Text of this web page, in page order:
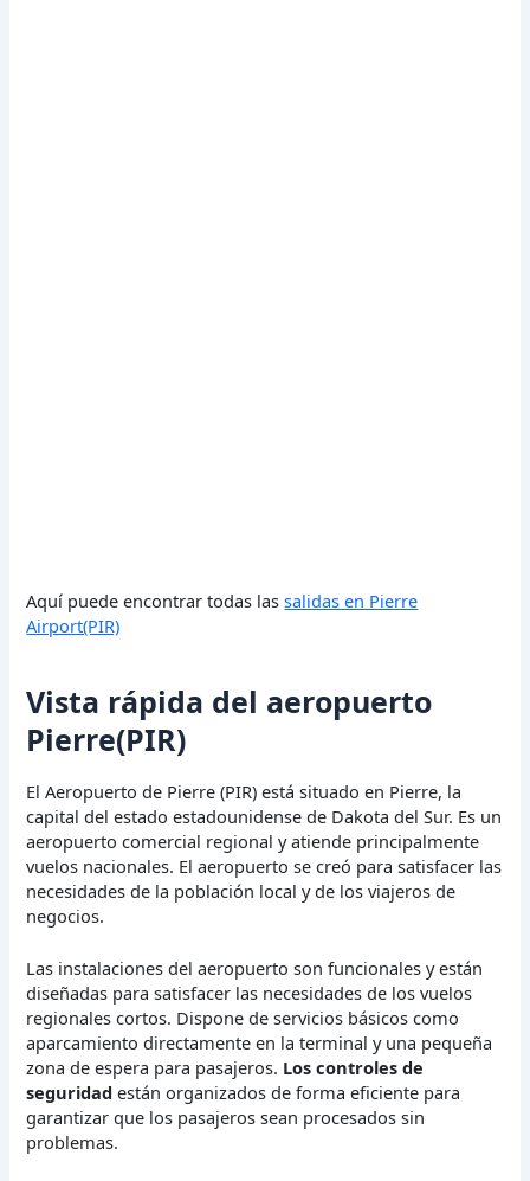
Aquí puede encontrar todas lassalidas en Pierre
Airport(PIR)
Vista rápida del aeropuerto
Pierre(PIR)
El Aeropuerto de Pierre (PIR) está situado en Pierre, la
capital del estado estadounidense de Dakota del Sur. Es un
aeropuerto comercial regional y atiende principalmente
vuelos nacionales. El aeropuerto se creó para satisfacer las
necesidades de la población local y de los viajeros de
negocios.
Las instalaciones del aeropuerto son funcionales y están
diseñadas para satisfacer las necesidades de los vuelos
regionales cortos. Dispone de servicios básicos como
aparcamiento directamente en la terminal y una pequeña
zona de espera para pasajeros. Los controles de
seguridad están organizados de forma eficiente para
garantizar que los pasajeros sean procesados sin
problemas.